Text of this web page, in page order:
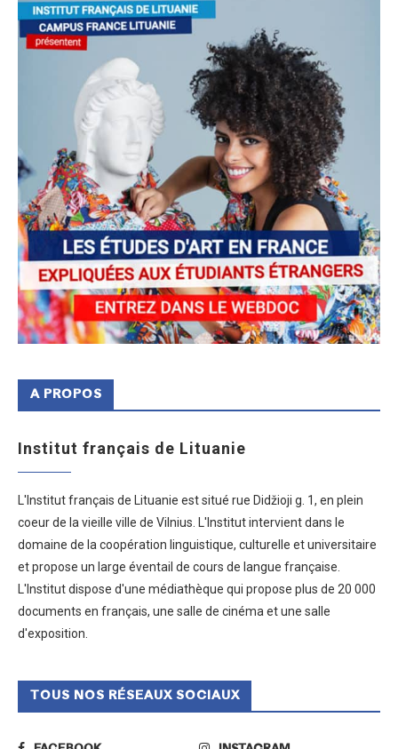
A PROPOS
Institut français de Lituanie
L'Institut français de Lituanie est situé rue Didžioji g. 1, en plein
coeur de la vieille ville de Vilnius. L'Institut intervient dans le
domaine de la coopération linguistique, culturelle et universitaire
et propose un large éventail de cours de langue française.
L'Institut dispose d'une médiathèque qui propose plus de 20 000
documents en français, une salle de cinéma et une salle
d'exposition.
TOUS NOS RÉSEAUX SOCIAUX